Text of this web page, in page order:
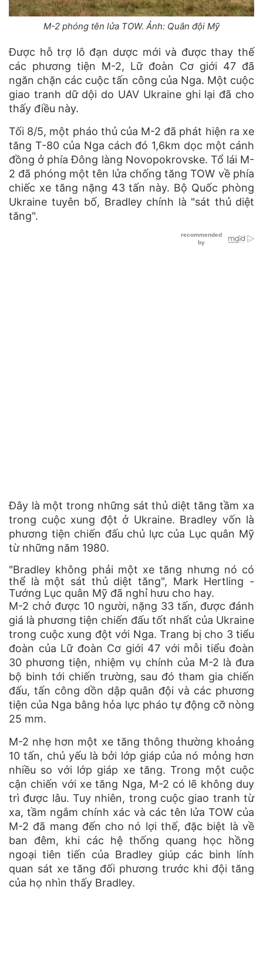
M-2 phóng tên lửa TOW. Ảnh: Quân đội Mỹ
Được hỗ trợ lô đạn dược mới và được thay thế
các phương tiện M-2, Lữ đoàn Cơ giới 47 đã
ngăn chặn các cuộc tấn công của Nga. Một cuộc
giao tranh dữ dội do UAV Ukraine ghi lại đã cho
thấy điều này.
Tối 8/5, một pháo thủ của M-2 đã phát hiện ra xe
tăng T-80 của Nga cách đó 1,6km dọc một cánh
đồng ở phía Đông làng Novopokrovske. Tổ lái M-
2 đã phóng một tên lửa chống tăng TOW về phía
chiếc xe tăng nặng 43 tấn này. Bộ Quốc phòng
Ukraine tuyên bố, Bradley chính là "sát thủ diệt
tăng".
Đây là một trong những sát thủ diệt tăng tầm xa
trong cuộc xung đột ở Ukraine. Bradley vốn là
phương tiện chiến đấu chủ lực của Lục quân Mỹ
từ những năm 1980.
"Bradley không phải một xe tăng nhưng nó có
thể là một sát thủ diệt tăng", Mark Hertling -
Tướng Lục quân Mỹ đã nghỉ hưu cho hay.
M-2 chở được 10 người, nặng 33 tấn, được đánh
giá là phương tiện chiến đấu tốt nhất của Ukraine
trong cuộc xung đột với Nga. Trang bị cho 3 tiểu
đoàn của Lữ đoàn Cơ giới 47 với mỗi tiểu đoàn
30 phương tiện, nhiệm vụ chính của M-2 là đưa
bộ binh tới chiến trường, sau đó tham gia chiến
đấu, tấn công dồn dập quân đội và các phương
tiện của Nga bằng hỏa lực pháo tự động cỡ nòng
25 mm.
M-2 nhẹ hơn một xe tăng thông thường khoảng
10 tấn, chủ yếu là bởi lớp giáp của nó mỏng hơn
nhiều so với lớp giáp xe tăng. Trong một cuộc
cận chiến với xe tăng Nga, M-2 có lẽ không duy
trì được lâu. Tuy nhiên, trong cuộc giao tranh từ
xa, tầm ngắm chính xác và các tên lửa TOW của
M-2 đã mang đến cho nó lợi thế, đặc biệt là về
ban đêm, khi các hệ thống quang học hồng
ngoại tiên tiến của Bradley giúp các binh lính
quan sát xe tăng đối phương trước khi đội tăng
của họ nhìn thấy Bradley.